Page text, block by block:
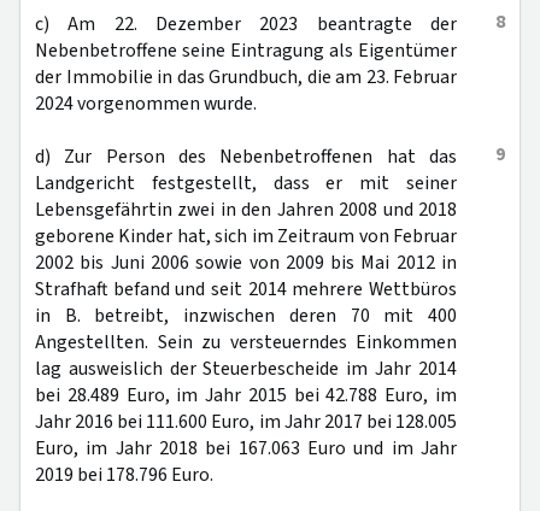
8
c) Am 22. Dezember 2023 beantragte der
Nebenbetroffene seine Eintragung als Eigentümer
der Immobilie in das Grundbuch, die am 23. Februar
2024 vorgenommen wurde.
9
d) Zur Person des Nebenbetroffenen hat das
Landgericht festgestellt, dass er mit seiner
Lebensgefährtin zwei in den Jahren 2008 und 2018
geborene Kinder hat, sich im Zeitraum von Februar
2002 bis Juni 2006 sowie von 2009 bis Mai 2012 in
Strafhaft befand und seit 2014 mehrere Wettbüros
in B. betreibt, inzwischen deren 70 mit 400
Angestellten. Sein zu versteuerndes Einkommen
lag ausweislich der Steuerbescheide im Jahr 2014
bei 28.489 Euro, im Jahr 2015 bei 42.788 Euro, im
Jahr 2016 bei 111.600 Euro, im Jahr 2017 bei 128.005
Euro, im Jahr 2018 bei 167.063 Euro und im Jahr
2019 bei 178.796 Euro.